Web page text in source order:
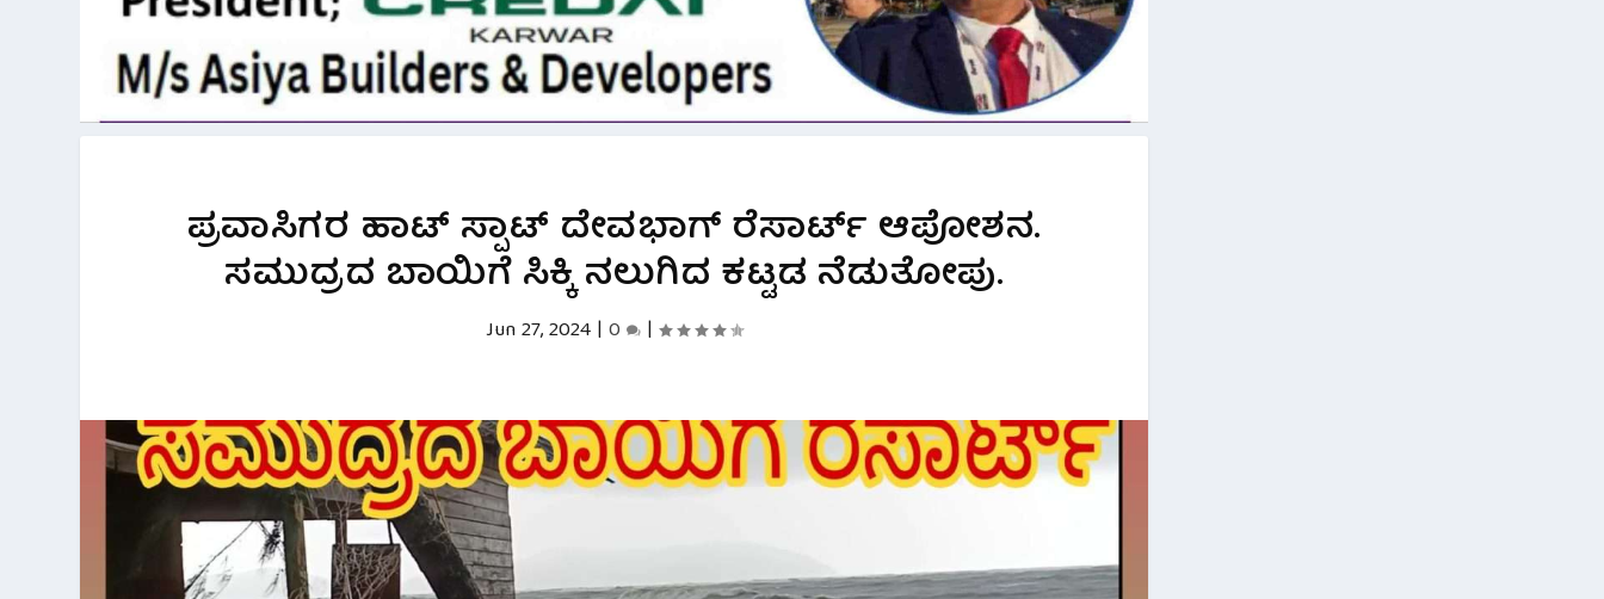
ಪ್ರವಾಸಿಗರ ಹಾಟ್ ಸ್ಪಾಟ್ ದೇವಭಾಗ್ ರೆಸಾರ್ಟ್ ಆಪೋಶನ.
ಸಮುದ್ರದ ಬಾಯಿಗೆ ಸಿಕ್ಕಿ ನಲುಗಿದ ಕಟ್ಟಡ ನೆಡುತೋಪು.
Jun 27, 2024 |0 |